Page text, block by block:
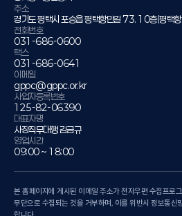
주소
경기도 평택시 포승읍 평택항만길 73. 10층(평택
전화번호
031-686-0600
팩스
031-686-0641
이메일
gppc@gppc.or.kr
사업자등록번호
125-82-06390
대표자명
사장직무대행 김금규
영업시간
09:00 ~ 18:00
본 홈페이지에 게시된 이메일 주소가 전자우편 수집프로
무단으로 수집되는 것을 거부하며, 이를 위반시 정보통신